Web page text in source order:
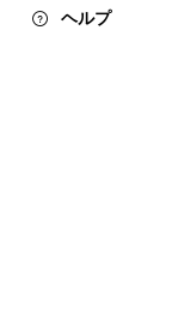
ヘルプ